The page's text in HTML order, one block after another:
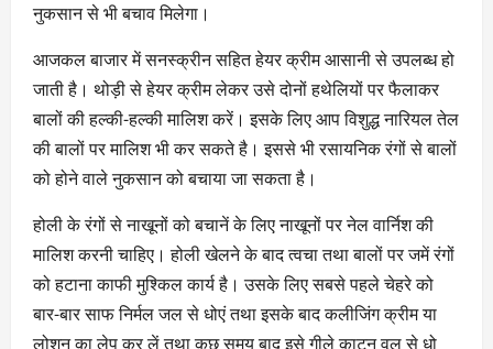
नुकसान से भी बचाव मिलेगा।
आजकल बाजार में सनस्क्रीन सहित हेयर क्रीम आसानी से उपलब्ध हो
जाती है। थोड़ी से हेयर क्रीम लेकर उसे दोनों हथेलियों पर फैलाकर
बालों की हल्की-हल्की मालिश करें। इसके लिए आप विशुद्ध नारियल तेल
की बालों पर मालिश भी कर सकते है। इससे भी रसायनिक रंगों से बालों
को होने वाले नुकसान को बचाया जा सकता है।
होली के रंगों से नाखूनों को बचानें के लिए नाखूनों पर नेल वार्निश की
मालिश करनी चाहिए। होली खेलने के बाद त्वचा तथा बालों पर जमें रंगों
को हटाना काफी मुश्किल कार्य है। उसके लिए सबसे पहले चेहरे को
बार-बार साफ निर्मल जल से धोएं तथा इसके बाद कलीजिंग क्रीम या
लोशन का लेप कर लें तथा कुछ समय बाद इसे गीले काटन वूल से धो